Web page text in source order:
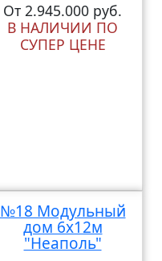
От 2.945.000 руб.
В НАЛИЧИИ ПО
СУПЕР ЦЕНЕ
№18 Модульный
дом 6х12м
"Неаполь"